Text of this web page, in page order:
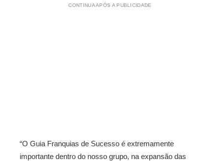
CONTINUA APÓS A PUBLICIDADE
“O Guia Franquias de Sucesso é extremamente
importante dentro do nosso grupo, na expansão das